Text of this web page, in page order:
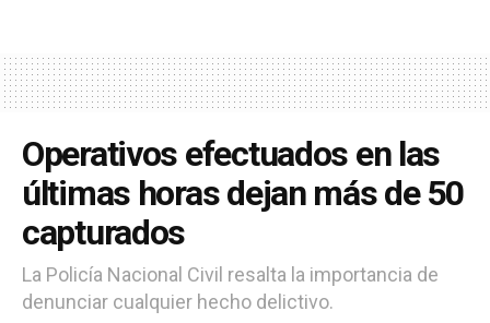
Operativos efectuados en las
últimas horas dejan más de 50
capturados
La Policía Nacional Civil resalta la importancia de
denunciar cualquier hecho delictivo.